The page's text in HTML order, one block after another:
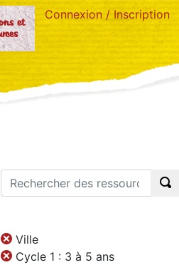
et
Connexion / Inscription
Ville
Cycle 1 : 3 à 5 ans